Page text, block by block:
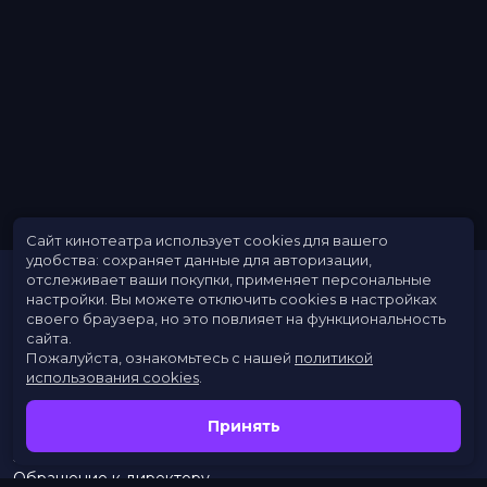
Расписание
Скоро в кино
Заведения
Обращение к директору
Сайт кинотеатра использует cookies для вашего
удобства: сохраняет данные для авторизации,
отслеживает ваши покупки, применяет персональные
настройки. Вы можете отключить cookies в настройках
своего браузера, но это повлияет на функциональность
сайта.
Пожалуйста, ознакомьтесь с нашей политикой
использования cookies
Принять